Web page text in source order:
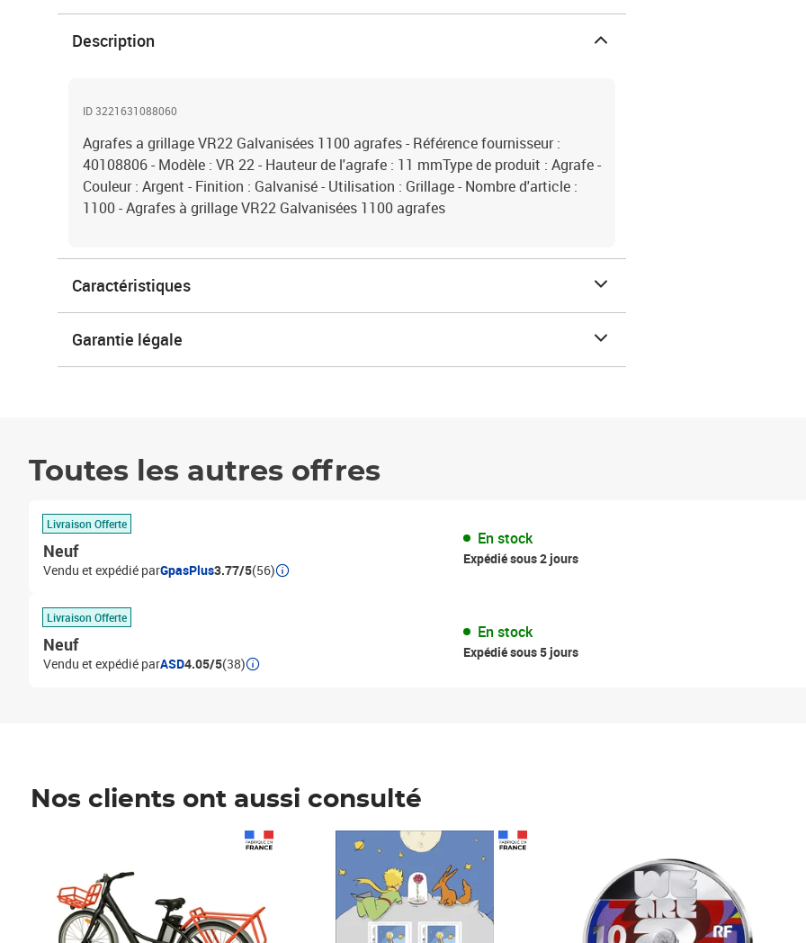
Description
ID 3221631088060
Agrafes a grillage VR22 Galvanisées 1100 agrafes - Référence fournisseur :
40108806 - Modèle : VR 22 - Hauteur de l'agrafe : 11 mmType de produit : Agrafe -
Couleur : Argent - Finition : Galvanisé - Utilisation : Grillage - Nombre d'article :
1100 - Agrafes à grillage VR22 Galvanisées 1100 agrafes
Caractéristiques
Garantie légale
Toutes les autres offres
Livraison Offerte
Neuf
Vendu et expédié parGpasPlus3.77/5(56)
En stock
Expédié sous 2 jours
Livraison Offerte
Neuf
Vendu et expédié parASD4.05/5(38)
En stock
Expédié sous 5 jours
Nos clients ont aussi consulté
Prix 7,50€